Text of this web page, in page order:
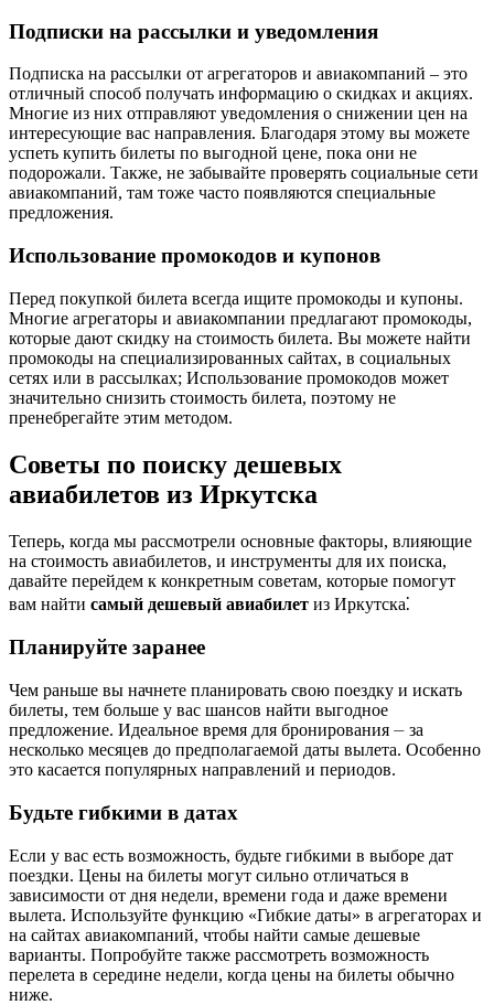
Подписки на рассылки и уведомления
Подписка на рассылки от агрегаторов и авиакомпаний – это
отличный способ получать информацию о скидках и акциях.
Многие из них отправляют уведомления о снижении цен на
интересующие вас направления. Благодаря этому вы можете
успеть купить билеты по выгодной цене, пока они не
подорожали. Также, не забывайте проверять социальные сети
авиакомпаний, там тоже часто появляются специальные
предложения.
Использование промокодов и купонов
Перед покупкой билета всегда ищите промокоды и купоны.
Многие агрегаторы и авиакомпании предлагают промокоды,
которые дают скидку на стоимость билета. Вы можете найти
промокоды на специализированных сайтах, в социальных
сетях или в рассылках; Использование промокодов может
значительно снизить стоимость билета, поэтому не
пренебрегайте этим методом.
Советы по поиску дешевых
авиабилетов из Иркутска
Теперь, когда мы рассмотрели основные факторы, влияющие
на стоимость авиабилетов, и инструменты для их поиска,
давайте перейдем к конкретным советам, которые помогут
вам найти самый дешевый авиабилет из Иркутска⁚
Планируйте заранее
Чем раньше вы начнете планировать свою поездку и искать
билеты, тем больше у вас шансов найти выгодное
предложение. Идеальное время для бронирования ⏤ за
несколько месяцев до предполагаемой даты вылета. Особенно
это касается популярных направлений и периодов.
Будьте гибкими в датах
Если у вас есть возможность, будьте гибкими в выборе дат
поездки. Цены на билеты могут сильно отличаться в
зависимости от дня недели, времени года и даже времени
вылета. Используйте функцию «Гибкие даты» в агрегаторах и
на сайтах авиакомпаний, чтобы найти самые дешевые
варианты. Попробуйте также рассмотреть возможность
перелета в середине недели, когда цены на билеты обычно
ниже.